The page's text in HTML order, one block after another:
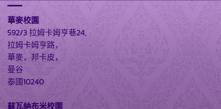
華麥校園
592/3 拉姆卡姆亨巷24,
拉姆卡姆亨路，
華麥，邦卡皮，
曼谷
泰國10240
蘇瓦納布米校園